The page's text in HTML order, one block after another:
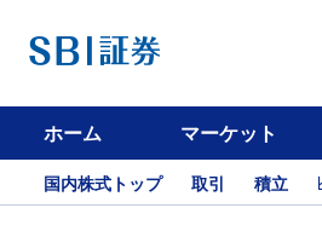
ホーム マーケット
国内株式トップ 取引 積立